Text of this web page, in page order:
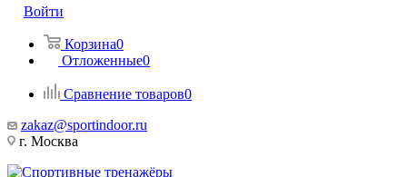
Войти
Корзина0
Отложенные0
Сравнение товаров0
zakaz@sportindoor.ru
г. Москва